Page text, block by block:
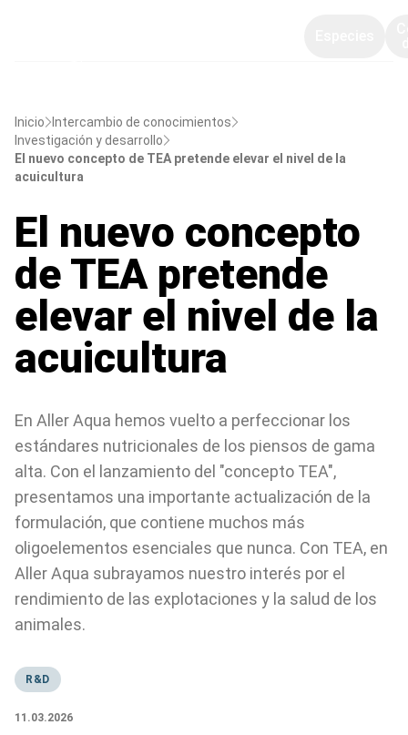
Inicio
Intercambio de conocimientos
Investigación y desarrollo
El nuevo concepto de TEA pretende elevar el nivel de la
acuicultura
R&D
11.03.2026
El nuevo concepto
de TEA pretende
elevar el nivel de la
acuicultura
En Aller Aqua hemos vuelto a perfeccionar los
estándares nutricionales de los piensos de gama
alta. Con el lanzamiento del "concepto TEA",
presentamos una importante actualización de la
formulación, que contiene muchos más
oligoelementos esenciales que nunca. Con TEA, en
Aller Aqua subrayamos nuestro interés por el
rendimiento de las explotaciones y la salud de los
animales.